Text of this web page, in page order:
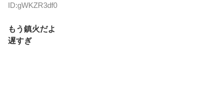
ID:gWKZR3df0
もう鎮火だよ
遅すぎ